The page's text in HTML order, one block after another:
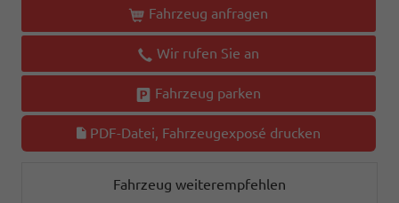
Fahrzeug anfragen
Wir rufen Sie an
Fahrzeug parken
PDF-Datei, Fahrzeugexposé drucken
Fahrzeug weiterempfehlen